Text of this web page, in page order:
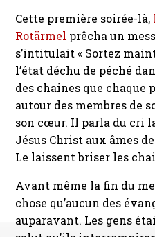
Cette première soirée-là,
Rotärmel prêcha un
s’intitulait « Sortez
l’état déchu de péché
des chaines que chaque
autour des membres de
son cœur. Il parla du cri
Jésus Christ aux âmes
Le laissent briser les
Avant même la fin du
chose qu’aucun des
auparavant. Les gens